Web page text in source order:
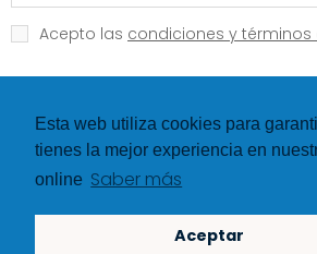
Esta web utiliza cookies para
tienes la mejor experiencia en
online Saber más
Aceptar
Acepto las condiciones y términos
© Hexer- All rights